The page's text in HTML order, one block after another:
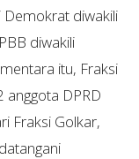
Demokrat diwakili
diwakili
itu, Fraksi
anggota DPRD
Fraksi Golkar,